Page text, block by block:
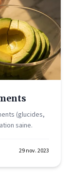
(glucides,
saine.
29 nov. 2023